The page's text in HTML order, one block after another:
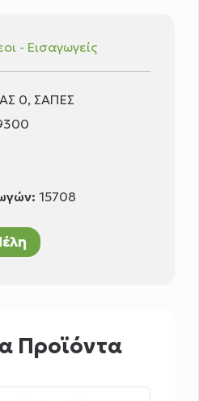
- Εισαγωγείς
0, ΣΑΠΕΣ
15708
Προϊόντα